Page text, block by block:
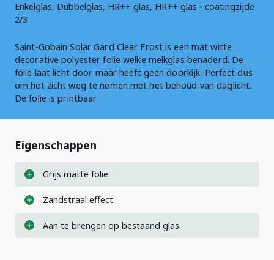
Enkelglas, Dubbelglas, HR++ glas, HR++ glas - coatingzijde
2/3
Saint-Gobain Solar Gard Clear Frost is een mat witte
decorative polyester folie welke melkglas benaderd. De
folie laat licht door maar heeft geen doorkijk. Perfect dus
om het zicht weg te nemen met het behoud van daglicht.
De folie is printbaar
Eigenschappen
Grijs matte folie
Zandstraal effect
Aan te brengen op bestaand glas